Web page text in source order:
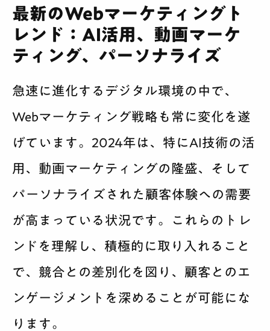
最新のWebマーケティングト
レンド：AI活用、動画マーケ
ティング、パーソナライズ
急速に進化するデジタル環境の中で、
Webマーケティング戦略も常に変化を遂
げています。2024年は、特にAI技術の活
用、動画マーケティングの隆盛、そして
パーソナライズされた顧客体験への需要
が高まっている状況です。これらのトレ
ンドを理解し、積極的に取り入れること
で、競合との差別化を図り、顧客とのエ
ンゲージメントを深めることが可能にな
ります。